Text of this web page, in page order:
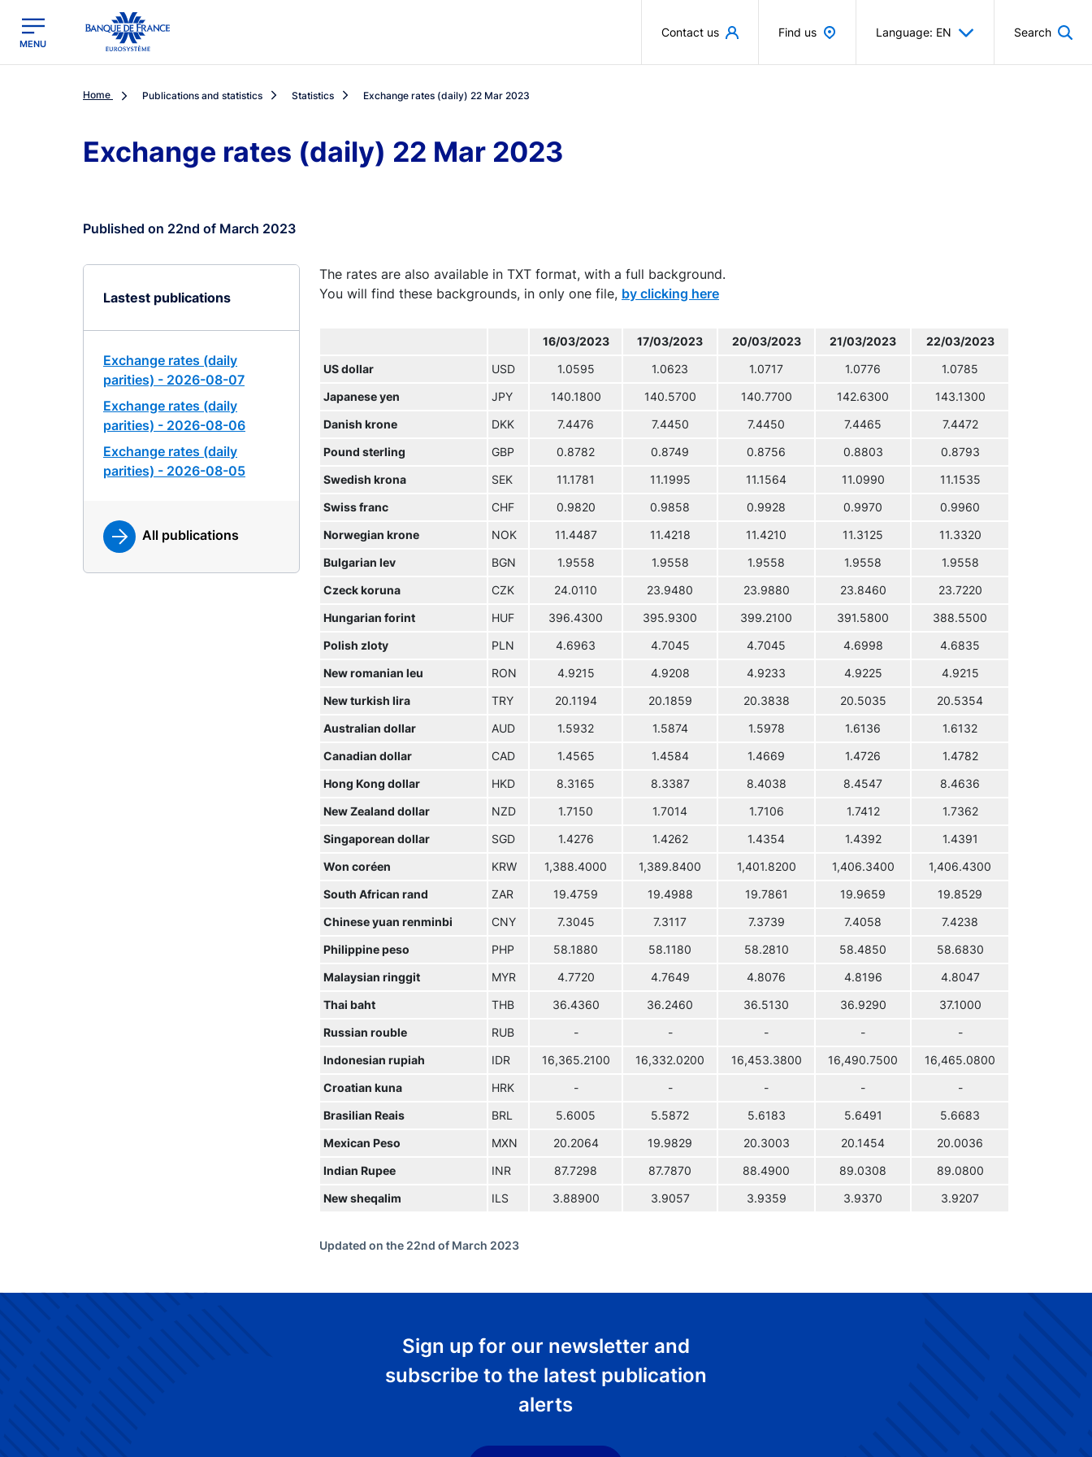
Banque de France - Menu Principal
MENU
Contact us Find us Language: EN Search
Home Publications and statistics Statistics Exchange rates (daily) 22 Mar 2023
Exchange rates (daily) 22 Mar 2023
Published on 22nd of March 2023
Lastest publications
Exchange rates (daily
parities) - 2026-08-07
Exchange rates (daily
parities) - 2026-08-06
Exchange rates (daily
parities) - 2026-08-05
All publications
The rates are also available in TXT format, with a full background.
You will find these backgrounds, in only one file, by clicking here
16/03/2023 17/03/2023 20/03/2023 21/03/2023 22/03/2023
US dollar USD 1.0595 1.0623 1.0717 1.0776 1.0785
Japanese yen JPY 140.1800 140.5700 140.7700 142.6300 143.1300
Danish krone DKK 7.4476 7.4450 7.4450 7.4465 7.4472
Pound sterling GBP 0.8782 0.8749 0.8756 0.8803 0.8793
Swedish krona SEK 11.1781 11.1995 11.1564 11.0990 11.1535
Swiss franc CHF 0.9820 0.9858 0.9928 0.9970 0.9960
Norwegian krone NOK 11.4487 11.4218 11.4210 11.3125 11.3320
Bulgarian lev BGN 1.9558 1.9558 1.9558 1.9558 1.9558
Czeck koruna CZK 24.0110 23.9480 23.9880 23.8460 23.7220
Hungarian forint HUF 396.4300 395.9300 399.2100 391.5800 388.5500
Polish zloty PLN 4.6963 4.7045 4.7045 4.6998 4.6835
New romanian leu RON 4.9215 4.9208 4.9233 4.9225 4.9215
New turkish lira TRY 20.1194 20.1859 20.3838 20.5035 20.5354
Australian dollar AUD 1.5932 1.5874 1.5978 1.6136 1.6132
Canadian dollar CAD 1.4565 1.4584 1.4669 1.4726 1.4782
Hong Kong dollar HKD 8.3165 8.3387 8.4038 8.4547 8.4636
New Zealand dollar NZD 1.7150 1.7014 1.7106 1.7412 1.7362
Singaporean dollar SGD 1.4276 1.4262 1.4354 1.4392 1.4391
Won coréen KRW 1,388.4000 1,389.8400 1,401.8200 1,406.3400 1,406.4300
South African rand ZAR 19.4759 19.4988 19.7861 19.9659 19.8529
Chinese yuan renminbi CNY 7.3045 7.3117 7.3739 7.4058 7.4238
Philippine peso PHP 58.1880 58.1180 58.2810 58.4850 58.6830
Malaysian ringgit MYR 4.7720 4.7649 4.8076 4.8196 4.8047
Thai baht THB 36.4360 36.2460 36.5130 36.9290 37.1000
Russian rouble RUB - - - - -
Indonesian rupiah IDR 16,365.2100 16,332.0200 16,453.3800 16,490.7500 16,465.0800
Croatian kuna HRK - - - - -
Brasilian Reais BRL 5.6005 5.5872 5.6183 5.6491 5.6683
Mexican Peso MXN 20.2064 19.9829 20.3003 20.1454 20.0036
Indian Rupee INR 87.7298 87.7870 88.4900 89.0308 89.0800
New sheqalim ILS 3.88900 3.9057 3.9359 3.9370 3.9207
Updated on the 22nd of March 2023
Sign up for our newsletter and
subscribe to the latest publication
alerts